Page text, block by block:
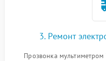
3. Ремонт
Прозвонка